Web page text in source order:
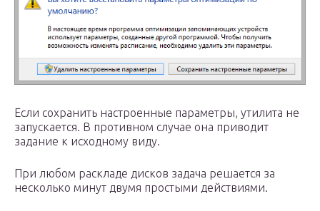
Если сохранить настроенные параметры, утилита не
запускается. В противном случае она приводит
задание к исходному виду.
При любом раскладе дисков задача решается за
несколько минут двумя простыми действиями.